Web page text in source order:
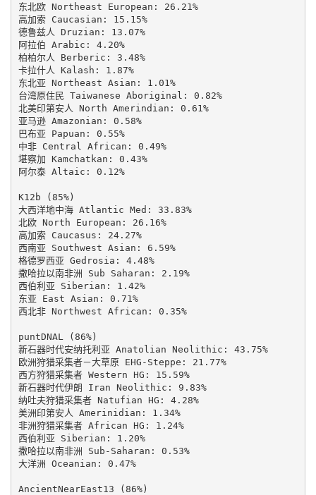
东北欧 Northeast European: 26.21%
高加索 Caucasian: 15.15%
德鲁兹人 Druzian: 13.07%
阿拉伯 Arabic: 4.20%
柏柏尔人 Berberic: 3.48%
卡拉什人 Kalash: 1.87%
东北亚 Northeast Asian: 1.01%
台湾原住民 Taiwanese Aboriginal: 0.82%
北美印第安人 North Amerindian: 0.61%
亚马逊 Amazonian: 0.58%
巴布亚 Papuan: 0.55%
中非 Central African: 0.49%
堪察加 Kamchatkan: 0.43%
阿尔泰 Altaic: 0.12%
K12b (85%)
大西洋地中海 Atlantic Med: 33.83%
北欧 North European: 26.16%
高加索 Caucasus: 24.27%
西南亚 Southwest Asian: 6.59%
格德罗西亚 Gedrosia: 4.48%
撒哈拉以南非洲 Sub Saharan: 2.19%
西伯利亚 Siberian: 1.42%
东亚 East Asian: 0.71%
西北非 Northwest African: 0.35%
puntDNAL (86%)
新石器时代安纳托利亚 Anatolian Neolithic: 43.75%
欧洲狩猎采集者－大草原 EHG-Steppe: 21.77%
西方狩猎采集者 Western HG: 15.59%
新石器时代伊朗 Iran Neolithic: 9.83%
纳吐夫狩猎采集者 Natufian HG: 4.28%
美洲印第安人 Amerinidian: 1.34%
非洲狩猎采集者 African HG: 1.24%
西伯利亚 Siberian: 1.20%
撒哈拉以南非洲 Sub-Saharan: 0.53%
大洋洲 Oceanian: 0.47%
AncientNearEast13 (86%)